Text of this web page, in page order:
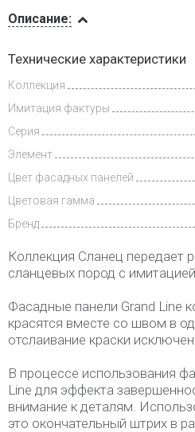
и оплата
Описание:
Технические характеристики
Коллекция
Имитация фактуры
Серия
Элемент
Цвет фасадных панелей
Цветовая гамма
Бренд
Коллекция Сланец передает
сланцевых пород с
Фасадные панели Grand Line
красятся вместе со швом в
отслаивание краски
В процессе использования
Line для эффекта
внимание к деталям.
это окончательный штрих в